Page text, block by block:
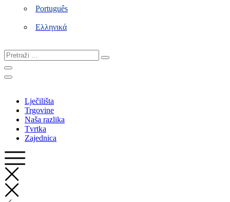
Português
Ελληνικά
Pretraži
…
Lječilišta
Trgovine
Naša razlika
Tvrtka
Zajednica